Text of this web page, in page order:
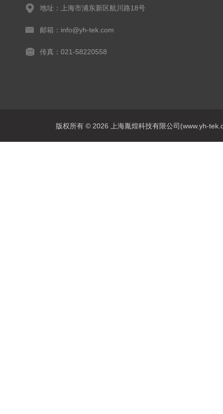
地址：上海市浦东新区航川路18号
邮箱：info@yh-tek.com
传真：021-58220558
版权所有 © 2026 上海胤煌科技有限公司(www.yh-